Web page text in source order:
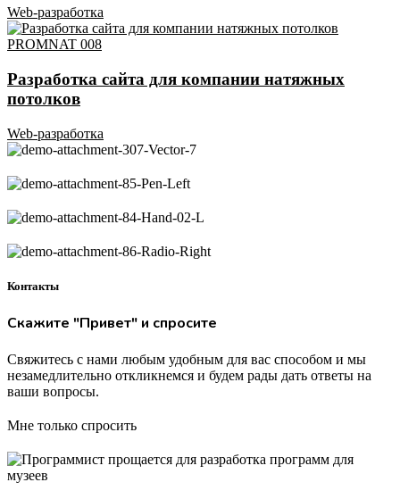
Web-разработка
Разработка сайта для компании натяжных
потолков
Web-разработка
Контакты
Скажите "Привет" и спросите
Свяжитесь с нами любым удобным для вас способом и мы
незамедлительно откликнемся и будем рады дать ответы на
ваши вопросы.
Мне только спросить